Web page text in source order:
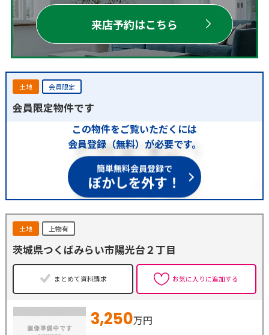
来店予約はこちら
土地 会員限定
会員限定物件です
この物件をご覧いただくには
会員登録（無料）が必要です。
簡単無料会員登録で
ぼかしを外す！
土地 上物有
茨城県つくばみらい市陽光台２丁目
まとめて資料請求 お気に入りに追加する
3,250万円